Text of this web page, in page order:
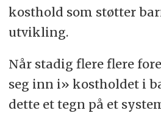
kosthold som støtter
utvikling.
Når stadig flere flere
seg inn i» kostholdet i
dette et tegn på et